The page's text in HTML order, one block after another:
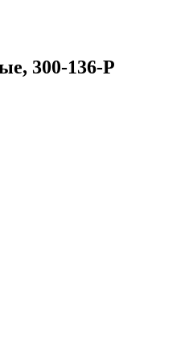
300-136-P